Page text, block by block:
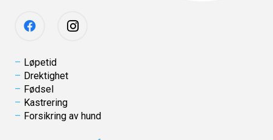
Løpetid
Drektighet
Fødsel
Kastrering
Forsikring av hund